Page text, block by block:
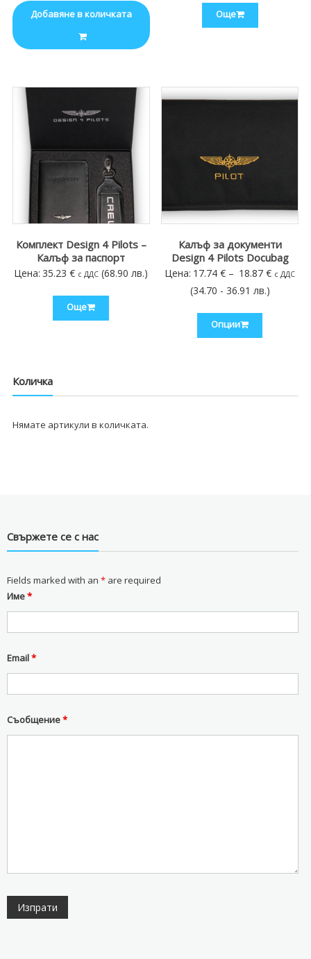
Добавяне в количката Още
Комплект Design 4 Pilots –
Калъф за паспорт
Цена: 35.23€ с ДДС (68.90 лв.)
Още
Калъф за документи
Design 4 Pilots Docubag
Цена: 17.74€ – 18.87€Price
с ДДС
(34.70 - 36.91 лв.)
Опции
Количка
Нямате артикули в количката.
Свържете се с нас
Fields marked with an *are required
Име*
Email*
Съобщение*